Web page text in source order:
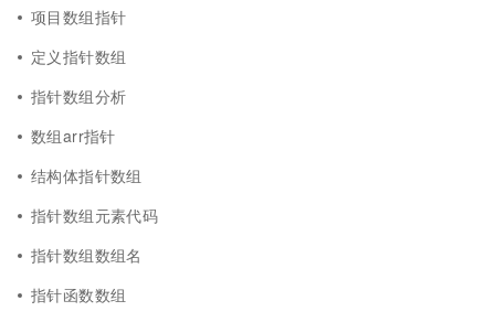
项目数组指针
定义指针数组
指针数组分析
数组arr指针
结构体指针数组
指针数组元素代码
指针数组数组名
指针函数数组